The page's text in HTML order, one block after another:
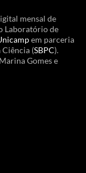
mensal de
Laboratório de
em parceria
Ciência (SBPC).
Gomes e